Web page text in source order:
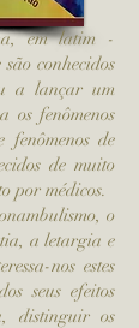
em latim -
conhecidos
a lançar um
os fenômenos
fenômenos de
de muito
por médicos.
o
a letargia e
nos estes
seus efeitos
distinguir os